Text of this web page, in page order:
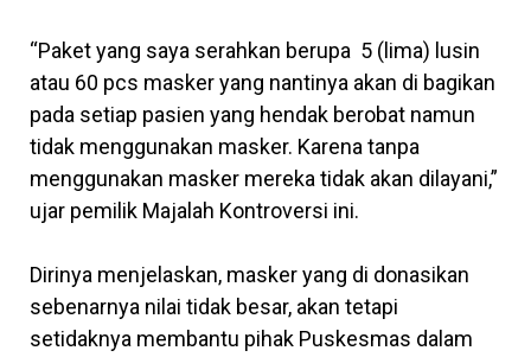
“Paket yang saya serahkan berupa 5 (lima) lusin
atau 60 pcs masker yang nantinya akan di bagikan
pada setiap pasien yang hendak berobat namun
tidak menggunakan masker. Karena tanpa
menggunakan masker mereka tidak akan dilayani,”
ujar pemilik Majalah Kontroversi ini.
Dirinya menjelaskan, masker yang di donasikan
sebenarnya nilai tidak besar, akan tetapi
setidaknya membantu pihak Puskesmas dalam